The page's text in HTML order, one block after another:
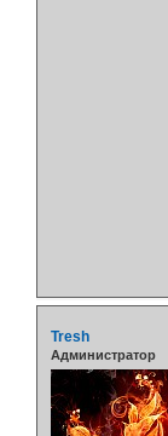
Tresh
Администратор